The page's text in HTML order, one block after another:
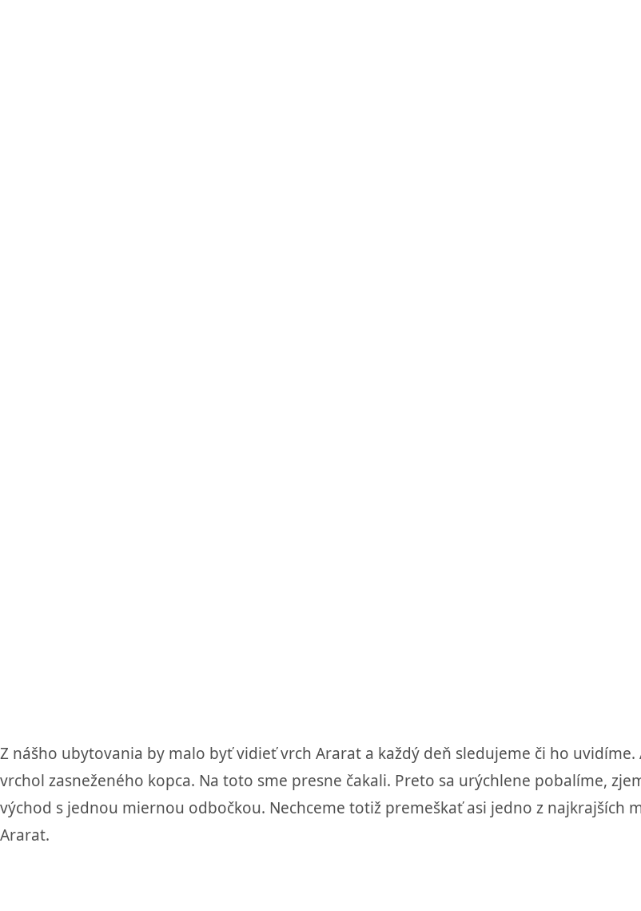
Z nášho ubytovania by malo byť vidieť vrch Ararat a každý deň sledujeme či ho
vrchol zasneženého kopca. Na toto sme presne čakali. Preto sa urýchlene pobalíme,
východ s jednou miernou odbočkou. Nechceme totiž premeškať asi jedno z najkrajších
Ararat.